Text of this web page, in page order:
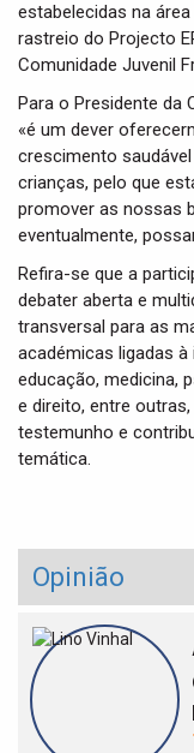
estabelecidas na
rastreio do Projecto
Comunidade Juvenil
Para o Presidente da
«é um dever
crescimento
crianças, pelo que
promover as nossas
eventualmente,
Refira-se que a
debater aberta e
transversal para as
académicas ligadas
educação, medicina,
e direito, entre
testemunho e
temática.
Opinião